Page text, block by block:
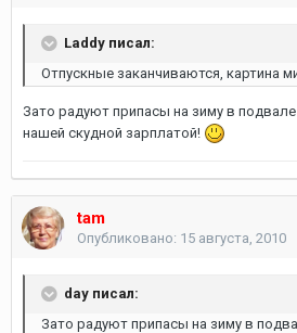
Laddy писал:
Отпускные заканчиваются, картина
Зато радуют припасы на зиму в
нашей скудной зарплатой!
tam
Опубликовано: 15 августа, 2010
day писал:
Зато радуют припасы на зиму в